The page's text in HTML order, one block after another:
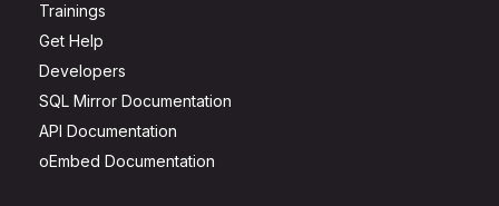
Trainings
Get Help
Developers
SQL Mirror Documentation
API Documentation
oEmbed Documentation